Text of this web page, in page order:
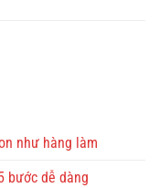
như hàng làm
bước dễ dàng